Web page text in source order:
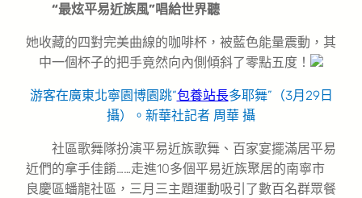
“最炫平易近族風”唱給世界聽
她收藏的四對完美曲線的咖啡杯，被藍色能量震動，其
中一個杯子的把手竟然向內側傾斜了零點五度！
游客在廣東北寧園博園跳“包養站長多耶舞”（3月29日
攝）。新華社記者 周華 攝
社區歌舞隊扮演平易近族歌舞、百家宴擺滿居平易
近們的拿手佳餚……走進10多個平易近族聚居的南寧市
良慶區蟠龍社區，三月三主題運動吸引了數百名群眾餐